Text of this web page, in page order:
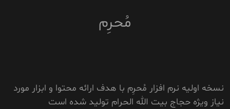
مُحرِم
نسخه اولیه نرم افزار مُحرِم با هدف ارائه محتوا و ابزار مورد
نیاز ویژه حجاج بیت الله الحرام تولید شده است